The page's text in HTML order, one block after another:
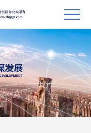
首页
政策
科技